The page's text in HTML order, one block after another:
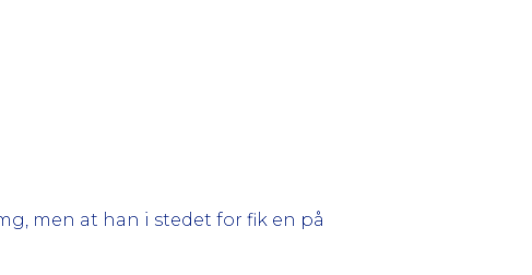
men at han i stedet for fik en på